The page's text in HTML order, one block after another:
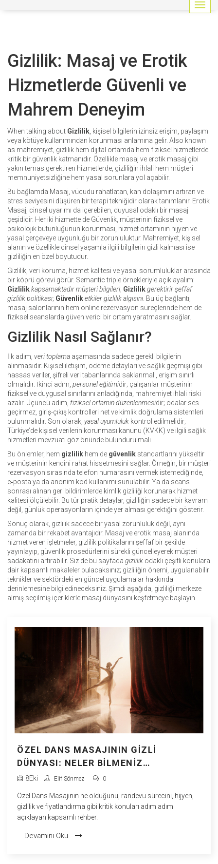
G
e
a
p
a
Gizlilik: Masaj ve Erotik
Hizmetlerde Güvenli ve
Mahrem Deneyim
When talking about Gizlilik kişisel bilgilerin izinsiz erişim, paylaşım
veya kötüye kullanımından korunması anlamına gelir. Also known
as mahremiyet , gizlilik hem dijital ortamda hem fiziksel hizmetlerde
kritik bir güvenlik katmanıdır. Özellikle masaj ve erotik masaj gibi
yakın temas gerektiren hizmetlerde, gizliliğin ihlali hem müşteri
memnuniyetsizliğine hem yasal sorunlara yol açabilir.
Bu bağlamda Masaj vücudu rahatlatan, kan dolaşımını artıran ve
stres seviyesini düşüren bir terapi tekniğidir olarak tanımlanır. Erotik
Masaj cinsel uyarımı da içerebilen, duyusal odaklı bir masaj
çeşididir. Her iki hizmette de Güvenlik müşterinin fiziksel ve
psikolojik bütünlüğünün korunması, hizmet ortamının hijyen ve
yasal çerçeveye uygunluğu bir zorunluluktur. Mahremiyet kişisel
alanın ve özellikle cinsel yaşamla ilgili bilgilerin gizli kalması ise
gizliliğin en özel boyutudur.
Gizlilik, veri koruma, hizmet kalitesi ve yasal sorumluluklar arasında
bir köprü görevi görür. Semantic triple örnekleriyle açıklayalım:
Gizlilikkapsamaktadırmüşteri bilgileri; Gizlilikgerektirirşeffaf
gizlilik politikası; Güvenliketkilergizlilik algısını . Bu üç bağlantı,
masaj salonlarının hem online rezervasyon süreçlerinde hem de
fiziksel seanslarda güven verici bir ortam yaratmasını sağlar.
Gizlilik Nasıl Sağlanır?
İlk adım, veri toplama aşamasında sadece gerekli bilgilerin
alınmasıdır. Kişisel iletişim, ödeme detayları ve sağlık geçmişi gibi
hassas veriler, şifreli veri tabanlarında saklanmalı, erişim sınırlı
olmalıdır. İkinci adım, personel eğitimidir; çalışanlar müşterinin
fiziksel ve duygusal sınırlarını anladığında, mahremiyet ihlali riski
azalır. Üçüncü adım, fiziksel ortamın düzenlenmesidir; odalar ses
geçirmez, giriş-çıkış kontrolleri net ve kimlik doğrulama sistemleri
bulunmalıdır. Son olarak, yasal uyumluluk kontrol edilmelidir;
Türkiye’de kişisel verilerin korunması kanunu (KVKK) ve ilgili sağlık
hizmetleri mevzuatı göz önünde bulundurulmalı.
Bu önlemler, hem gizlilik hem de güvenlik standartlarını yükseltir
ve müşterinin kendini rahat hissetmesini sağlar. Örneğin, bir müşteri
rezervasyon sırasında telefon numarasını vermek istemediğinde,
e‑posta ya da anonim kod kullanımı sunulabilir. Ya da seans
sonrası alınan geri bildirimlerde kimlik gizliliği korunarak hizmet
kalitesi ölçülebilir. Bu tür pratik detaylar, gizliliğin sadece bir kavram
değil, günlük operasyonların içinde yer alması gerektiğini gösterir.
Sonuç olarak, gizlilik sadece bir yasal zorunluluk değil, aynı
zamanda bir rekabet avantajıdır. Masaj ve erotik masaj alanında
hizmet veren işletmeler, gizlilik politikalarını şeffaf bir şekilde
yayınlayıp, güvenlik prosedürlerini sürekli güncelleyerek müşteri
sadakatini artırabilir. Siz de bu sayfada gizlilik odaklı çeşitli konulara
dair kapsamlı makaleler bulacaksınız; gizliliğin önemi, uygulanabilir
teknikler ve sektördeki en güncel uygulamalar hakkında
derinlemesine bilgi edineceksiniz. Şimdi aşağıda, gizliliği merkeze
almış seçilmiş içeriklerle masaj dünyasını keşfetmeye başlayın.
ÖZEL DANS MASAJININ GIZLI
DÜNYASI: NELER BILMENIZ
GEREKIYOR?
8Eki Elif Sönmez 0
Özel Dans Masajının ne olduğunu, randevu sürecini, hijyen,
gizlilik ve fiyatlandırma gibi kritik konuları adım adım
açıklayan kapsamlı rehber.
Devamını Oku